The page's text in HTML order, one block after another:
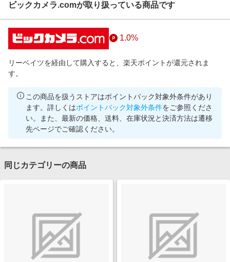
ビックカメラ.comが取り扱っている商品です
1.0%
リーベイツを経由して購入すると、楽天ポイントが還元されま
す。
この商品を扱うストアはポイントバック対象外条件があり
ます。詳しくはポイントバック対象外条件をご参照くださ
い。また、最新の価格、送料、在庫状況と決済方法は遷移
先ページでご確認ください。
同じカテゴリーの商品